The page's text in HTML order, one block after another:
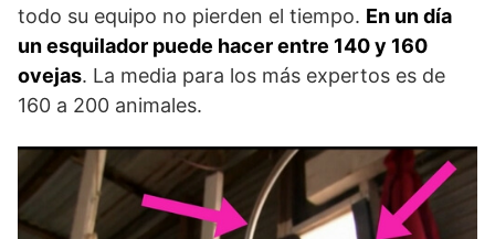
todo su equipo no pierden el tiempo. En un día
un esquilador puede hacer entre 140 y 160
ovejas. La media para los más expertos es de
160 a 200 animales.